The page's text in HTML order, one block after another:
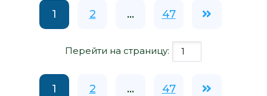
1 2 ... 47
Перейти на страницу:
1 2 ... 47